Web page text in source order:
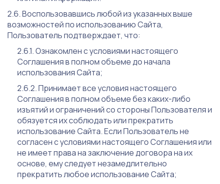
Воспользовавшись любой из указанных выше
возможностей по использованию Сайта,
Пользователь подтверждает, что:
Ознакомлен с условиями настоящего
Соглашения в полном объеме до начала
использования Сайта;
Принимает все условия настоящего
Соглашения в полном объеме без каких-либо
изъятий и ограничений со стороны Пользователя и
обязуется их соблюдать или прекратить
использование Сайта. Если Пользователь не
согласен с условиями настоящего Соглашения или
не имеет права на заключение договора на их
основе, ему следует незамедлительно
прекратить любое использование Сайта;